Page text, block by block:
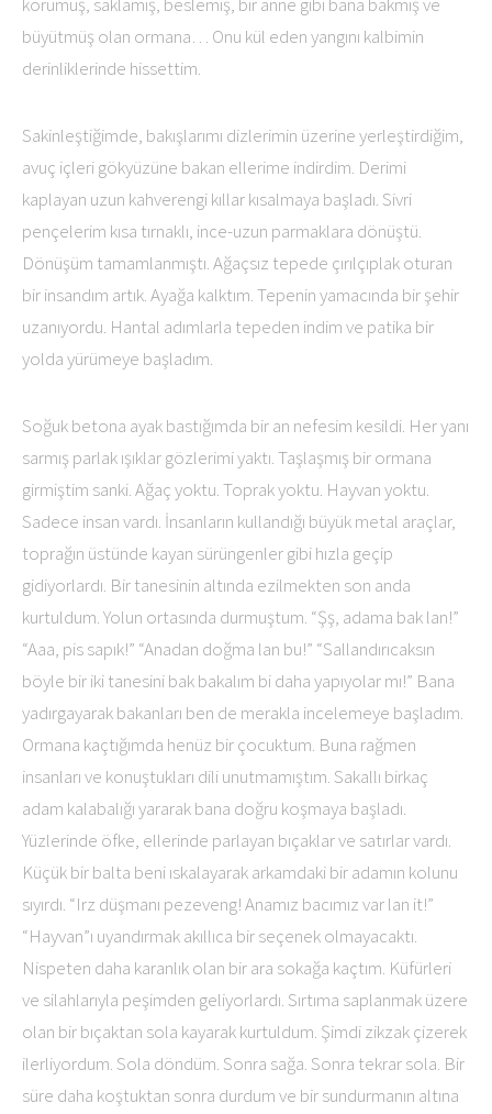
büyütmüş olan ormana… Onu kül eden yangını kalbimin
derinliklerinde hissettim.
Sakinleştiğimde, bakışlarımı dizlerimin üzerine yerleştirdiğim,
avuç içleri gökyüzüne bakan ellerime indirdim. Derimi
kaplayan uzun kahverengi kıllar kısalmaya başladı. Sivri
pençelerim kısa tırnaklı, ince-uzun parmaklara dönüştü.
Dönüşüm tamamlanmıştı. Ağaçsız tepede çırılçıplak oturan
bir insandım artık. Ayağa kalktım. Tepenin yamacında bir şehir
uzanıyordu. Hantal adımlarla tepeden indim ve patika bir
yolda yürümeye başladım.
Soğuk betona ayak bastığımda bir an nefesim kesildi. Her yanı
sarmış parlak ışıklar gözlerimi yaktı. Taşlaşmış bir ormana
girmiştim sanki. Ağaç yoktu. Toprak yoktu. Hayvan yoktu.
Sadece insan vardı. İnsanların kullandığı büyük metal araçlar,
toprağın üstünde kayan sürüngenler gibi hızla geçip
gidiyorlardı. Bir tanesinin altında ezilmekten son anda
kurtuldum. Yolun ortasında durmuştum. “Şş, adama bak lan!”
“Aaa, pis sapık!” “Anadan doğma lan bu!” “Sallandırıcaksın
böyle bir iki tanesini bak bakalım bi daha yapıyolar mı!” Bana
yadırgayarak bakanları ben de merakla incelemeye başladım.
Ormana kaçtığımda henüz bir çocuktum. Buna rağmen
insanları ve konuştukları dili unutmamıştım. Sakallı birkaç
adam kalabalığı yararak bana doğru koşmaya başladı.
Yüzlerinde öfke, ellerinde parlayan bıçaklar ve satırlar vardı.
Küçük bir balta beni ıskalayarak arkamdaki bir adamın kolunu
sıyırdı. “Irz düşmanı pezeveng! Anamız bacımız var lan it!”
“Hayvan”ı uyandırmak akıllıca bir seçenek olmayacaktı.
Nispeten daha karanlık olan bir ara sokağa kaçtım. Küfürleri
ve silahlarıyla peşimden geliyorlardı. Sırtıma saplanmak üzere
olan bir bıçaktan sola kayarak kurtuldum. Şimdi zikzak çizerek
ilerliyordum. Sola döndüm. Sonra sağa. Sonra tekrar sola. Bir
süre daha koştuktan sonra durdum ve bir sundurmanın altına